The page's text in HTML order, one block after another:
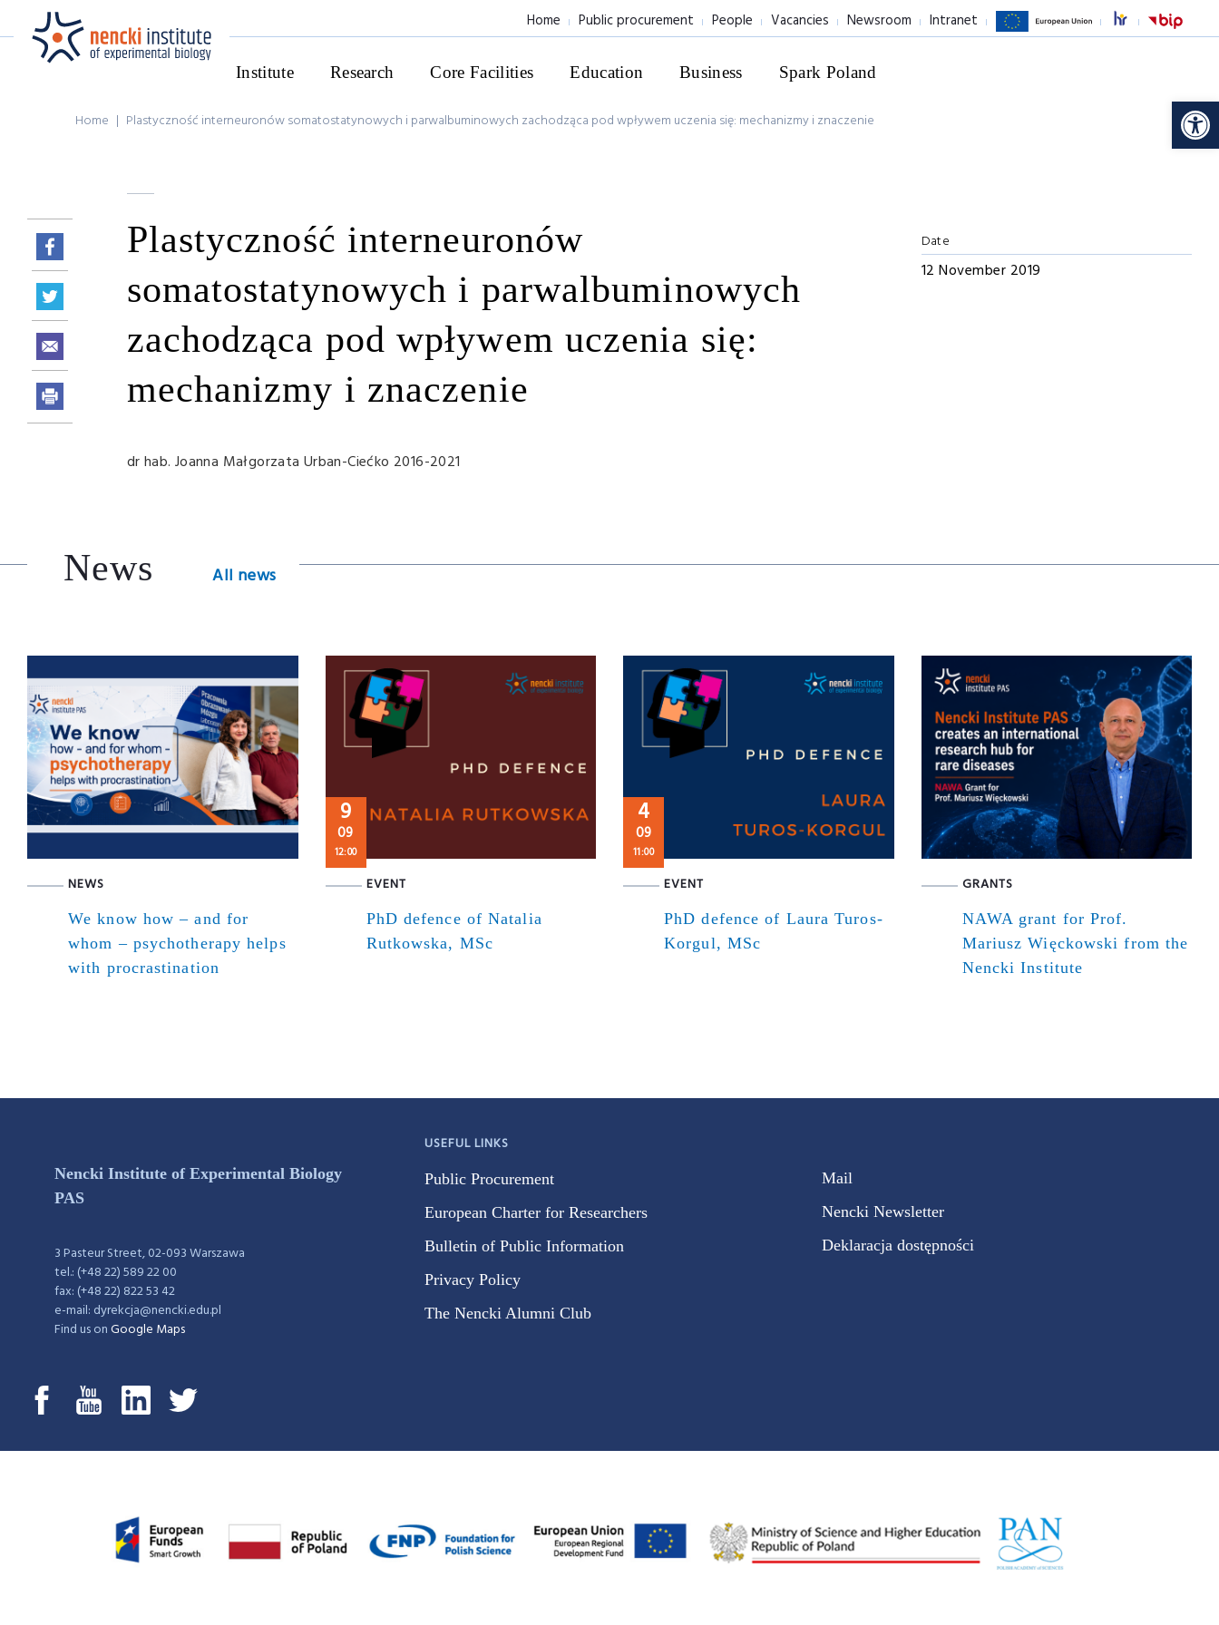
Home Public procurement People Vacancies Newsroom Intranet
Institute Research Core Facilities Education Business Spark Poland
Home | Plastyczność interneuronów somatostatynowych i parwalbuminowych zachodząca pod wpływem uczenia się: mechanizmy i znaczenie
Plastyczność interneuronów
somatostatynowych i parwalbuminowych
zachodząca pod wpływem uczenia się:
mechanizmy i znaczenie
dr hab. Joanna Małgorzata Urban-Ciećko 2016-2021
Date
12 November 2019
News All news
NEWS
We know how – and for
whom – psychotherapy helps
with procrastination
9
09
12:00
EVENT
PhD defence of Natalia
Rutkowska, MSc
4
09
11:00
EVENT
PhD defence of Laura Turos-
Korgul, MSc
GRANTS
NAWA grant for Prof.
Mariusz Więckowski from the
Nencki Institute
Nencki Institute of Experimental Biology
PAS
3 Pasteur Street, 02-093 Warszawa
tel.: (+48 22) 589 22 00
fax: (+48 22) 822 53 42
e-mail: dyrekcja@nencki.edu.pl
Find us onGoogle Maps
USEFUL LINKS
Public Procurement
European Charter for Researchers
Bulletin of Public Information
Privacy Policy
The Nencki Alumni Club
Mail
Nencki Newsletter
Deklaracja dostępności